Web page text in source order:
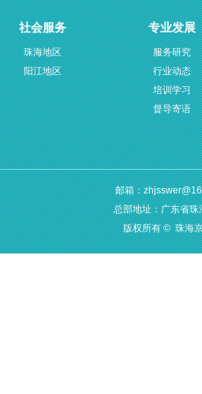
社会服务
珠海地区
阳江地区
专业发展
服务研究
行业动态
培训学习
督导寄语
邮箱：
总部地址：广东省
版权所有 © 珠海